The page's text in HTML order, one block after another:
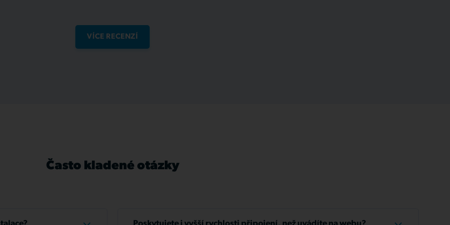
VÍCE RECENZÍ
Často kladené otázky